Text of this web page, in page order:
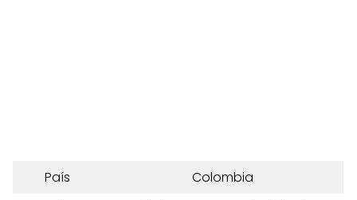
País
Colombia